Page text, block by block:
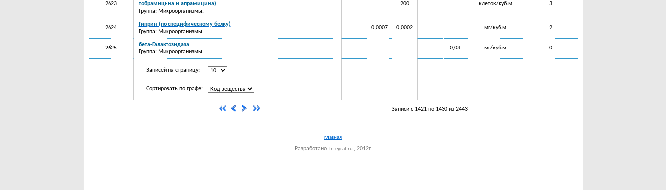
2623
тобрамицина и апрамицина)
Группа: Микроорганизмы.
200 клеток/куб.м 3
2624
Гиприн (по специфическому белку)
Группа: Микроорганизмы.
0,0007 0,0002 мг/куб.м 2
2625
бета-Галактозидаза
Группа: Микроорганизмы.
0,03 мг/куб.м 0
Записей на страницу:
Сортировать по графе:
Записи с 1421 по 1430 из 2443
главная
Разработано Integral.ru , 2012г.